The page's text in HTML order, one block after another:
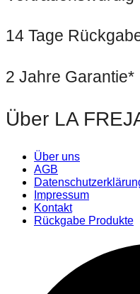
14 Tage
2 Jahre Garantie*
Über LA
Über uns
AGB
Impressum
Kontakt
Rückgabe Produkte